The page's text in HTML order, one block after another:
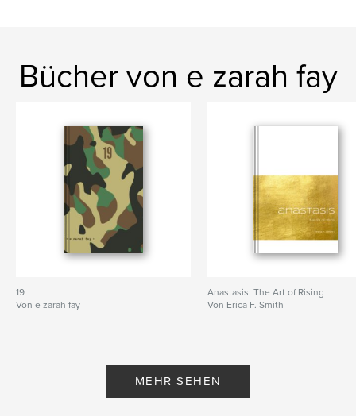
Bücher von e zarah fay
19
Von e zarah fay
Anastasis: The Art of Rising
Von Erica F. Smith
MEHR SEHEN